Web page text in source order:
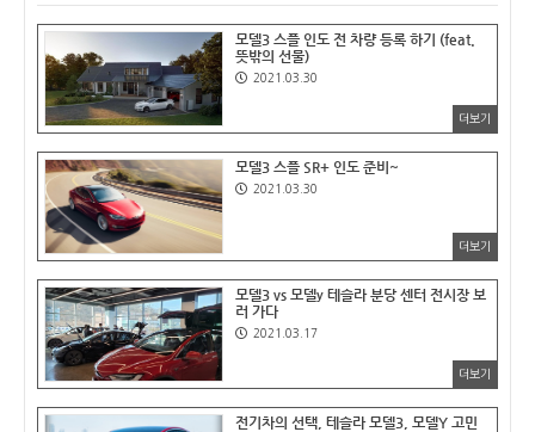
모델3 스플 인도 전 차량 등록 하기 (feat.
뜻밖의 선물)
2021.03.30
더보기
모델3 스플 SR+ 인도 준비~
2021.03.30
더보기
모델3 vs 모델y 테슬라 분당 센터 전시장 보
러 가다
2021.03.17
더보기
전기차의 선택, 테슬라 모델3, 모델Y 고민